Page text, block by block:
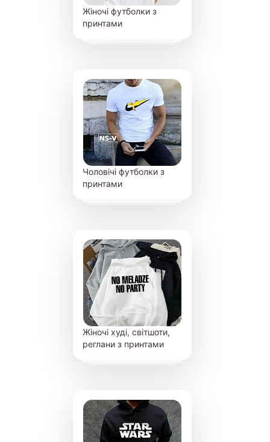
Жіночі футболки з
принтами
Чоловічі футболки з
принтами
Жіночі худі, світшоти,
реглани з принтами